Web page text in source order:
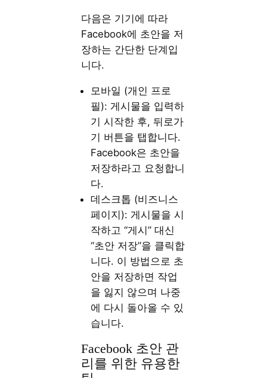
다음은 기기에 따라
Facebook에 초안을 저
장하는 간단한 단계입
니다.
모바일 (개인 프로
필): 게시물을 입력하
기 시작한 후, 뒤로가
기 버튼을 탭합니다.
Facebook은 초안을
저장하라고 요청합니
다.
데스크톱 (비즈니스
페이지): 게시물을 시
작하고 “게시” 대신
“초안 저장”을 클릭합
니다. 이 방법으로 초
안을 저장하면 작업
을 잃지 않으며 나중
에 다시 돌아올 수 있
습니다.
Facebook 초안 관
리를 위한 유용한